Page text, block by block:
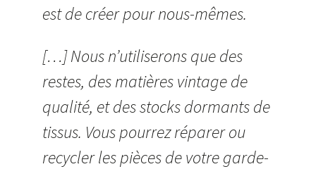
est de créer pour nous-mêmes.
[…] Nous n’utiliserons que des
restes, des matières vintage de
qualité, et des stocks dormants de
tissus. Vous pourrez réparer ou
recycler les pièces de votre garde-